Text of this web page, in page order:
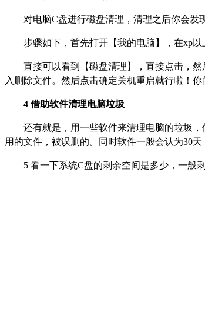
对电脑C盘进行磁盘清理，清理之后你会发
步骤如下，首先打开【我的电脑】，在xp
直接可以看到【磁盘清理】，直接点击，
入删除文件。然后点击确定关机重启就行啦！你
4 借助软件清理电脑垃圾
还有就是，用一些软件来清理电脑的垃圾
用的文件，被误删的。同时软件一般会认为30
5 看一下系统C盘的剩余空间是多少，一般